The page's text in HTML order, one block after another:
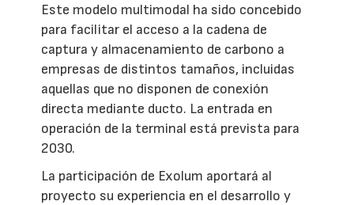
Este modelo multimodal ha sido concebido
para facilitar el acceso a la cadena de
captura y almacenamiento de carbono a
empresas de distintos tamaños, incluidas
aquellas que no disponen de conexión
directa mediante ducto. La entrada en
operación de la terminal está prevista para
2030.
La participación de Exolum aportará al
proyecto su experiencia en el desarrollo y